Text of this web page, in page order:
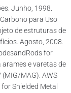
Junho, 1998.
para Uso
de estruturas de
Agosto, 2008.
for
arames e varetas de
MAG). AWS
Shielded Metal